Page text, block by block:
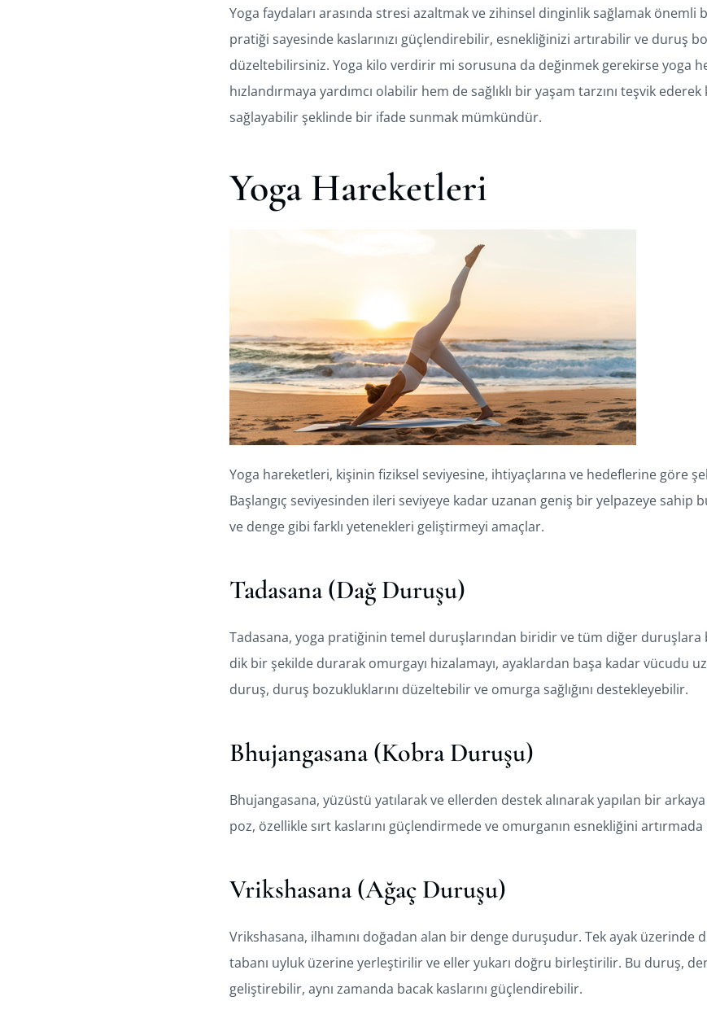
Yoga faydaları arasında stresi azaltmak ve zihinsel dinginlik sağlamak önemli
pratiği sayesinde kaslarınızı güçlendirebilir, esnekliğinizi artırabilir ve duruş
düzeltebilirsiniz. Yoga kilo verdirir mi sorusuna da değinmek gerekirse yoga
hızlandırmaya yardımcı olabilir hem de sağlıklı bir yaşam tarzını teşvik
sağlayabilir şeklinde bir ifade sunmak mümkündür.
Yoga Hareketleri
Yoga hareketleri, kişinin fiziksel seviyesine, ihtiyaçlarına ve hedeflerine göre
Başlangıç seviyesinden ileri seviyeye kadar uzanan geniş bir yelpazeye sahip
ve denge gibi farklı yetenekleri geliştirmeyi amaçlar.
Tadasana (Dağ Duruşu)
Tadasana, yoga pratiğinin temel duruşlarından biridir ve tüm diğer duruşlara
dik bir şekilde durarak omurgayı hizalamayı, ayaklardan başa kadar vücudu
duruş, duruş bozukluklarını düzeltebilir ve omurga sağlığını destekleyebilir.
Bhujangasana (Kobra Duruşu)
Bhujangasana, yüzüstü yatılarak ve ellerden destek alınarak yapılan bir
poz, özellikle sırt kaslarını güçlendirmede ve omurganın esnekliğini
Vrikshasana (Ağaç Duruşu)
Vrikshasana, ilhamını doğadan alan bir denge duruşudur. Tek ayak üzerinde
tabanı uyluk üzerine yerleştirilir ve eller yukarı doğru birleştirilir. Bu duruş,
geliştirebilir, aynı zamanda bacak kaslarını güçlendirebilir.